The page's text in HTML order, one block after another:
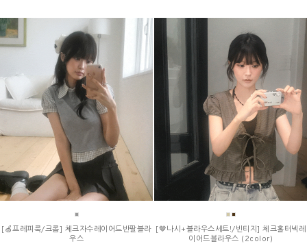
[🍏프레피룩/크롭] 체크자수레이어드반팔블라
우스
[🤎나시+블라우스세트!/빈티지] 체크홀터넥레
이어드블라우스 (2color)